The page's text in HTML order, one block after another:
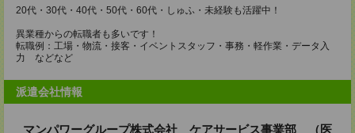
20代・30代・40代・50代・60代・しゅふ・未経験も活躍中！
異業種からの転職者も多いです！
転職例：工場・物流・接客・イベントスタッフ・事務・軽作業・データ入
力 などなど
派遣会社情報
マンパワーグループ株式会社 ケアサービス事業部 （医